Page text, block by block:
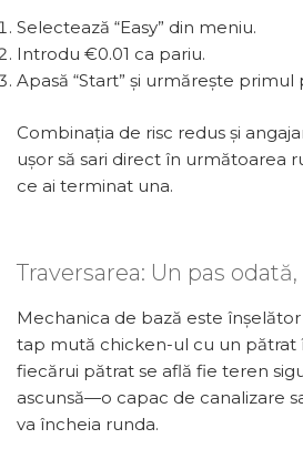
Selectează “Easy” din meniu.
Introdu €0.01 ca pariu.
Apasă “Start” și urmărește primul
Combinația de risc redus și
ușor să sari direct în următoarea
ce ai terminat una.
Traversarea: Un pas
Mechanica de bază este
tap mută chicken-ul cu un pătrat
fiecărui pătrat se află fie teren
ascunsă—o capac de canalizare
va încheia runda.